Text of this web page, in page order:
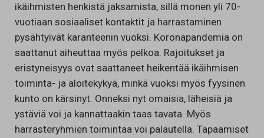
ikäihmisten henkistä jaksamista, sillä monen yli 70-
vuotiaan sosiaaliset kontaktit ja harrastaminen
pysähtyivät karanteenin vuoksi. Koronapandemia on
saattanut aiheuttaa myös pelkoa. Rajoitukset ja
eristyneisyys ovat saattaneet heikentää ikäihmisen
toiminta- ja aloitekykyä, minkä vuoksi myös fyysinen
kunto on kärsinyt. Onneksi nyt omaisia, läheisiä ja
ystäviä voi ja kannattaakin taas tavata. Myös
harrasteryhmien toimintaa voi palautella. Tapaamiset